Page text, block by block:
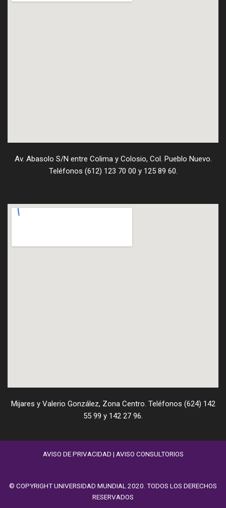
Av. Abasolo S/N entre Colima y Colosio, Col. Pueblo Nuevo.
Teléfonos (612) 123 70 00 y 125 89 60.
Mijares y Valerio González, Zona Centro. Teléfonos (624) 142
55 99 y 142 27 96.
AVISO DE PRIVACIDAD | AVISO CONSULTORIOS
© COPYRIGHT UNIVERSIDAD MUNDIAL 2020. TODOS LOS DERECHOS
RESERVADOS